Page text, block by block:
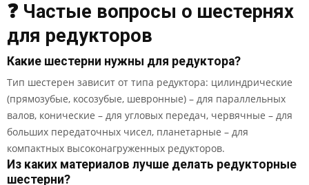
❓ Частые вопросы о шестернях
для редукторов
Какие шестерни нужны для редуктора?
Тип шестерен зависит от типа редуктора: цилиндрические
(прямозубые, косозубые, шевронные) – для параллельных
валов, конические – для угловых передач, червячные – для
больших передаточных чисел, планетарные – для
компактных высоконагруженных редукторов.
Из каких материалов лучше делать редукторные
шестерни?